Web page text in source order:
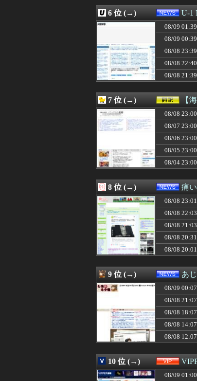
08/09 00:35
「FF10
08/09 00:34
【悲報】
08/09 00:34
美味しい
【ｼｺ画像
08/09 00:33
嫁に自動
08/09 00:32
【ガンダ
08/09 00:32
【悲報】
08/09 00:31
【訃報】
08/09 00:31
韓国人「
08/09 00:30
【FE風花
08/09 00:30
【悲報】
08/09 00:30
左ハンド
08/09 00:30
【にじ甲
08/09 00:30
◆Ｊ１◆1
【朗報】
08/09 00:30
【共産党
08/09 00:29
【まどマ
08/09 00:29
【募】カ
08/09 00:27
………………
08/09 00:26
【JT杯】
08/09 00:25
【画像】
08/09 00:25
【驚愕】
08/09 00:24
逃げ上手
08/09 00:24
パさん「
08/09 00:23
野田昇吾
08/09 00:20
韓国調査
08/09 00:20
韓国で船
08/09 00:19
【動画】
08/09 00:19
岡本姫奈
08/09 00:18
【衝撃】
【悲報】
【動画】
08/09 00:15
真夏のピ
08/09 00:14
【画像】
08/09 00:13
【S6】
08/09 00:13
日本人､｢
08/09 00:12
【驚愕】
08/09 00:12
大食いイ
08/09 00:12
【ヤフー
6 位 (→) U-1
08/09 01:39
08/09 00:39
08/08 23:39
08/08 22:40
08/08 21:39
7 位 (→) 【
08/08 23:00
08/07 23:00
08/06 23:00
08/05 23:00
08/04 23:00
8 位 (→) 痛
08/08 23:01
08/08 22:03
08/08 21:03
08/08 20:31
08/08 20:01
9 位 (→) あ
08/09 00:07
08/08 21:07
08/08 18:07
08/08 14:07
08/08 12:07
10 位 (→)
08/09 01:00